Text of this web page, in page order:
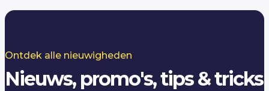
Ontdek alle nieuwigheden
Nieuws, promo's, tips & tricks